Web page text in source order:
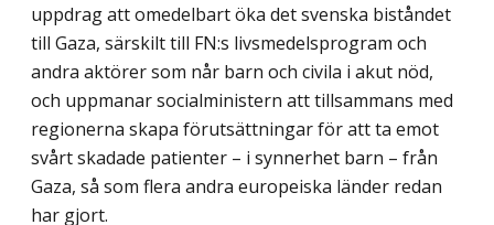
uppdrag att omedelbart öka det svenska biståndet
till Gaza, särskilt till FN:s livsmedelsprogram och
andra aktörer som når barn och civila i akut nöd,
och uppmanar socialministern att tillsammans med
regionerna skapa förutsättningar för att ta emot
svårt skadade patienter – i synnerhet barn – från
Gaza, så som flera andra europeiska länder redan
har gjort.